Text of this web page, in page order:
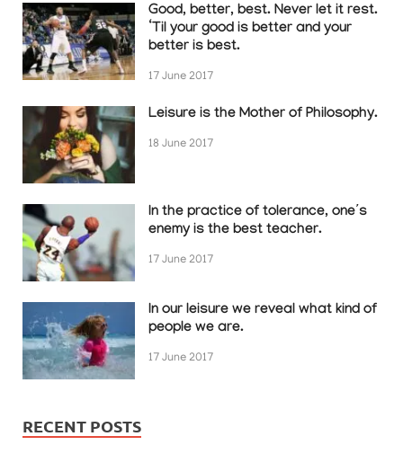
Good, better, best. Never let it rest.
‘Til your good is better and your
better is best.
17 June 2017
Leisure is the Mother of Philosophy.
18 June 2017
In the practice of tolerance, one’s
enemy is the best teacher.
17 June 2017
In our leisure we reveal what kind of
people we are.
17 June 2017
RECENT POSTS